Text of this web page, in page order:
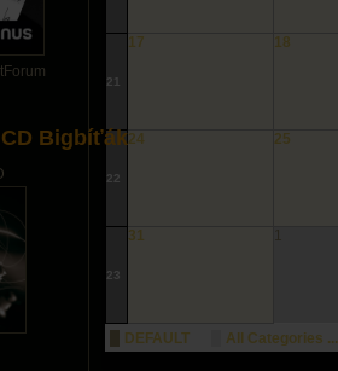
Bigbíťák
21
17 18
22
24 25
23
31
DEFAULT All Categories ...